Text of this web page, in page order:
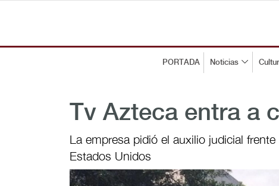
PORTADA Noticias
Tv Azteca entra a
La empresa pidió el auxilio judicial
Estados Unidos